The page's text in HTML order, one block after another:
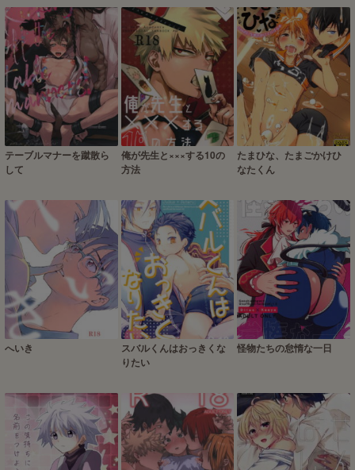
テーブルマナーを蹴散ら
して
俺が先生と×××する10の
方法
たまひな、たまごかけひ
なたくん
へいき
スバルくんはおっきくな
りたい
怪物たちの怠惰な一日